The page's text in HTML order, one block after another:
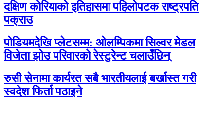
दक्षिण कोरियाको इतिहासमा पहिलोपटक राष्ट्रपति
पक्राउ
पोडियमदेखि प्लेटसम्म: ओलम्पिकमा सिल्वर मेडल
विजेता झोउ परिवारको रेस्टुरेन्ट चलाउँछिन्
रुसी सेनामा कार्यरत सबै भारतीयलाई बर्खास्त गरी
स्वदेश फिर्ता पठाइने